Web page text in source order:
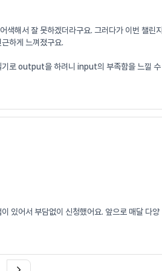
색해서 잘 못하겠더라구요. 그러다가 이번 챌린지
하게 느껴졌구요.
기로 output을 하려니 input의 부족함을 느낄 수
있어서 부담없이 신청했어요. 앞으로 매달 다양